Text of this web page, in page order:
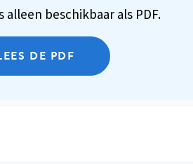
alleen beschikbaar als PDF.
DE PDF